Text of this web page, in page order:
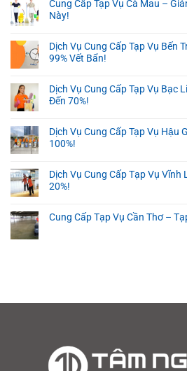
Cung Cấp Tạp Vụ Cà Mau –
Này!
Dịch Vụ Cung Cấp Tạp Vụ Bến
99% Vết Bẩn!
Dịch Vụ Cung Cấp Tạp Vụ Bạc
Đến 70%!
Dịch Vụ Cung Cấp Tạp Vụ Hậu
100%!
Dịch Vụ Cung Cấp Tạp Vụ
20%!
Cung Cấp Tạp Vụ Cần Thơ –